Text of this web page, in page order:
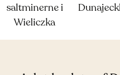
saltminerne i
Wieliczka